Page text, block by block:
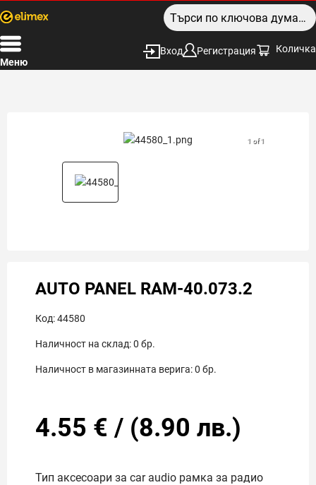
Меню
Вход Регистрация Количка
1 of 1
AUTO PANEL RAM-40.073.2
Код:44580
Наличност на склад:0 бр.
Наличност в магазинната верига:0 бр.
4.55 € / (8.90 лв.)
Тип аксесоари за car audio рамка за радио